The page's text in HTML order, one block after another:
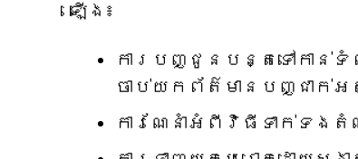
ឡើង៖
ការបញ្ជូនបន្តទៅកាន់ទំ
ចាប់យកព័ត៌មានបញ្ជាក់
ការណែនាំអំពីវិធីទាក់ទង